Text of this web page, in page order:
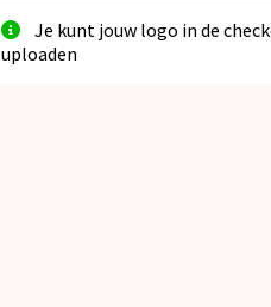
Je kunt jouw logo in de
uploaden